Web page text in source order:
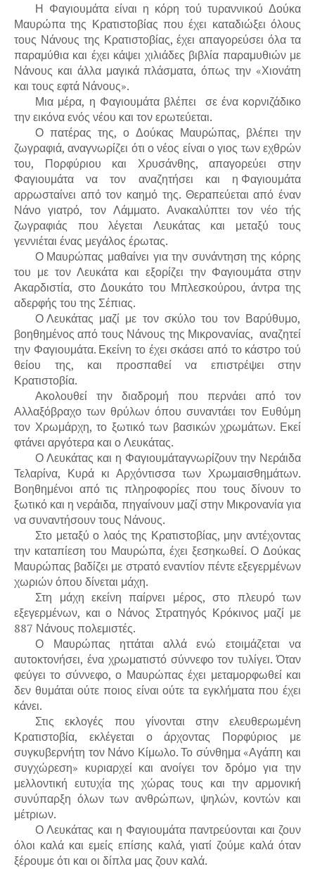
Η Φαγιουμάτα είναι η κόρη τού τυραννικού Δούκα
Μαυρώπα της Κρατιστοβίας που έχει καταδιώξει όλους
τους Νάνους της Κρατιστοβίας, έχει απαγορεύσει όλα τα
παραμύθια και έχει κάψει χιλιάδες βιβλία παραμυθιών με
Νάνους και άλλα μαγικά πλάσματα, όπως την «Χιονάτη
και τους εφτά Νάνους».
Μια μέρα, η Φαγιουμάτα βλέπει σε ένα κορνιζάδικο
την εικόνα ενός νέου και τον ερωτεύεται.
Ο πατέρας της, ο Δούκας Μαυρώπας, βλέπει την
ζωγραφιά, αναγνωρίζει ότι ο νέος είναι ο γιος των εχθρών
του, Πορφύριου και Χρυσάνθης, απαγορεύει στην
Φαγιουμάτα να τον αναζητήσει και η Φαγιουμάτα
αρρωσταίνει από τον καημό της. Θεραπεύεται από έναν
Νάνο γιατρό, τον Λάμματο. Ανακαλύπτει τον νέο τής
ζωγραφιάς που λέγεται Λευκάτας και μεταξύ τους
γεννιέται ένας μεγάλος έρωτας.
Ο Μαυρώπας μαθαίνει για την συνάντηση της κόρης
του με τον Λευκάτα και εξορίζει την Φαγιουμάτα στην
Ακαρδιστία, στο Δουκάτο του Μπλεσκούρου, άντρα της
αδερφής του της Σέπιας.
Ο Λευκάτας μαζί με τον σκύλο του τον Βαρύθυμο,
βοηθημένος από τους Νάνους της Μικρονανίας, αναζητεί
την Φαγιουμάτα. Εκείνη το έχει σκάσει από το κάστρο τού
θείου της, και προσπαθεί να επιστρέψει στην
Κρατιστοβία.
Ακολουθεί την διαδρομή που περνάει από τον
Αλλαξόβραχο των θρύλων όπου συναντάει τον Ευθύμη
τον Χρωμάρχη, το ξωτικό των βασικών χρωμάτων. Εκεί
φτάνει αργότερα και ο Λευκάτας.
Ο Λευκάτας και η Φαγιουμάταγνωρίζουν την Νεράιδα
Τελαρίνα, Κυρά κι Αρχόντισσα των Χρωμαισθημάτων.
Βοηθημένοι από τις πληροφορίες που τους δίνουν το
ξωτικό και η νεράιδα, πηγαίνουν μαζί στην Μικρονανία για
να συναντήσουν τους Νάνους.
Στο μεταξύ ο λαός της Κρατιστοβίας, μην αντέχοντας
την καταπίεση του Μαυρώπα, έχει ξεσηκωθεί. Ο Δούκας
Μαυρώπας βαδίζει με στρατό εναντίον πέντε εξεγερμένων
χωριών όπου δίνεται μάχη.
Στη μάχη εκείνη παίρνει μέρος, στο πλευρό των
εξεγερμένων, και ο Νάνος Στρατηγός Κρόκινος μαζί με
887 Νάνους πολεμιστές.
Ο Μαυρώπας ηττάται αλλά ενώ ετοιμάζεται να
αυτοκτονήσει, ένα χρωματιστό σύννεφο τον τυλίγει. Όταν
φεύγει το σύννεφο, ο Μαυρώπας έχει μεταμορφωθεί και
δεν θυμάται ούτε ποιος είναι ούτε τα εγκλήματα που έχει
κάνει.
Στις εκλογές που γίνονται στην ελευθερωμένη
Κρατιστοβία, εκλέγεται ο άρχοντας Πορφύριος με
συγκυβερνήτη τον Νάνο Κίμωλο. Το σύνθημα «Αγάπη και
συγχώρεση» κυριαρχεί και ανοίγει τον δρόμο για την
μελλοντική ευτυχία της χώρας τους και την αρμονική
συνύπαρξη όλων των ανθρώπων, ψηλών, κοντών και
μέτριων.
Ο Λευκάτας και η Φαγιουμάτα παντρεύονται και ζουν
όλοι καλά και εμείς επίσης καλά, γιατί ζούμε καλά όταν
ξέρουμε ότι και οι δίπλα μας ζουν καλά.